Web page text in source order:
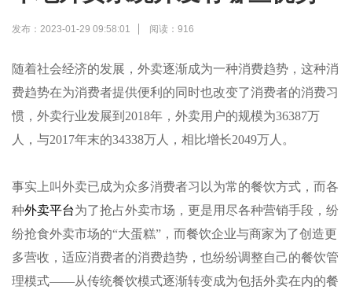
发布：2023-01-29 09:58:01 阅读：916
随着社会经济的发展，外卖逐渐成为一种消费趋势，这种消
费趋势在为消费者提供便利的同时也改变了消费者的消费习
惯，外卖行业发展到2018年，外卖用户的规模为36387万
人，与2017年末的34338万人，相比增长2049万人。
事实上叫外卖已成为众多消费者习以为常的餐饮方式，而各
种外卖平台为了抢占外卖市场，更是用尽各种营销手段，纷
纷抢食外卖市场的“大蛋糕”，而餐饮企业与商家为了创造更
多营收，适应消费者的消费趋势，也纷纷调整自己的餐饮管
理模式——从传统餐饮模式逐渐转变成为包括外卖在内的餐